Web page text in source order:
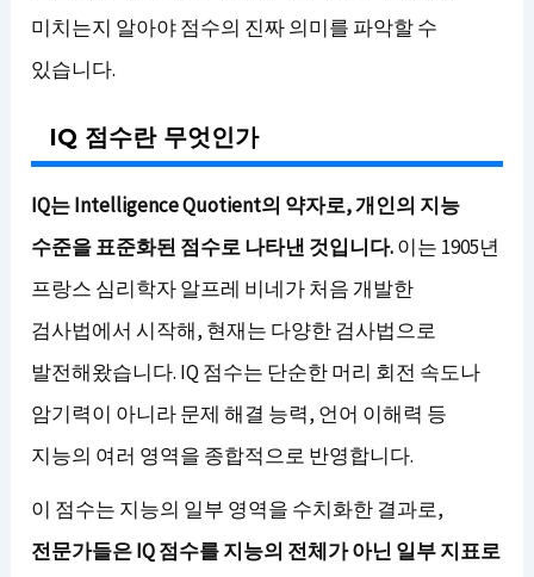
미치는지 알아야 점수의 진짜 의미를 파악할 수
있습니다.
IQ 점수란 무엇인가
IQ는 Intelligence Quotient의 약자로, 개인의 지능
수준을 표준화된 점수로 나타낸 것입니다.이는 1905년
프랑스 심리학자 알프레 비네가 처음 개발한
검사법에서 시작해, 현재는 다양한 검사법으로
발전해왔습니다. IQ 점수는 단순한 머리 회전 속도나
암기력이 아니라 문제 해결 능력, 언어 이해력 등
지능의 여러 영역을 종합적으로 반영합니다.
이 점수는 지능의 일부 영역을 수치화한 결과로,
전문가들은 IQ 점수를 지능의 전체가 아닌 일부 지표로